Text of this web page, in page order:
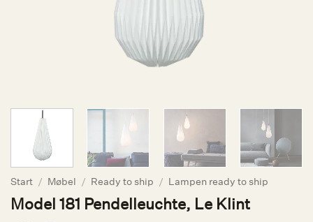
Start / Møbel / Ready to ship / Lampen ready to ship
Model 181 Pendelleuchte, Le Klint